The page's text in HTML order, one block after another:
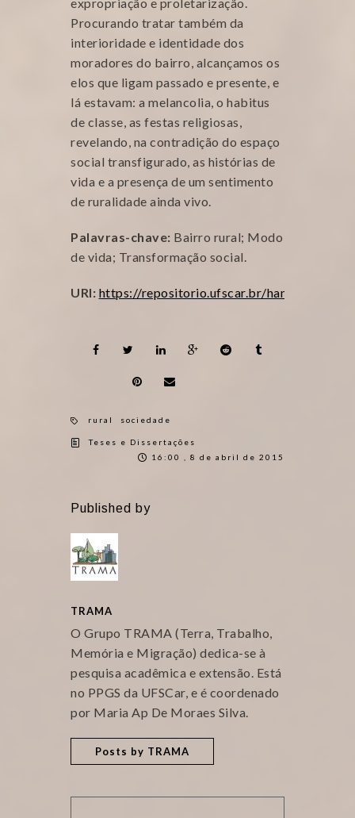
Procurando tratar também da
interioridade e identidade dos
moradores do bairro, alcançamos os
elos que ligam passado e presente, e
lá estavam: a melancolia, o habitus
de classe, as festas religiosas,
revelando, na contradição do espaço
social transfigurado, as histórias de
vida e a presença de um sentimento
de ruralidade ainda vivo.
Palavras-chave: Bairro rural; Modo
de vida; Transformação social.
URI: https://repositorio.ufscar.br/handle/ufscar/
rural sociedade
Teses e Dissertações
16:00 , 8 de abril de 2015
Published by
TRAMA
O Grupo TRAMA (Terra, Trabalho,
Memória e Migração) dedica-se à
pesquisa acadêmica e extensão. Está
no PPGS da UFSCar, e é coordenado
por Maria Ap De Moraes Silva.
Posts by TRAMA